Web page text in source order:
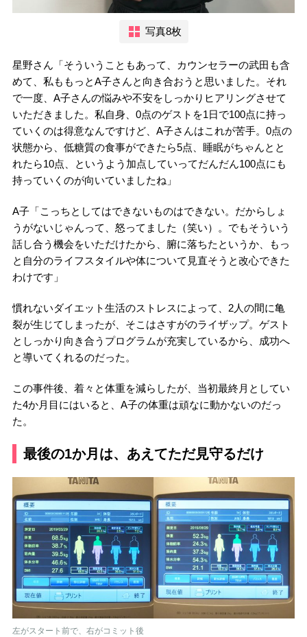
写真8枚
星野さん「そういうこともあって、カウンセラーの武田も含
めて、私ももっとA子さんと向き合おうと思いました。それ
で一度、A子さんの悩みや不安をしっかりヒアリングさせて
いただきました。私自身、0点のゲストを1日で100点に持っ
ていくのは得意なんですけど、A子さんはこれが苦手。0点の
状態から、低糖質の食事ができたら5点、睡眠がちゃんとと
れたら10点、というよう加点していってだんだん100点にも
持っていくのが向いていましたね」
A子「こっちとしてはできないものはできない。だからしょ
うがないじゃんって、怒ってました（笑い）。でもそういう
話し合う機会をいただけたから、腑に落ちたというか、もっ
と自分のライフスタイルや体について見直そうと改心できた
わけです」
慣れないダイエット生活のストレスによって、2人の間に亀
裂が生じてしまったが、そこはさすがのライザップ。ゲスト
としっかり向き合うプログラムが充実しているから、成功へ
と導いてくれるのだった。
この事件後、着々と体重を減らしたが、当初最終月としてい
た4か月目にはいると、A子の体重は頑なに動かないのだっ
た。
最後の1か月は、あえてただ見守るだけ
左がスタート前で、右がコミット後